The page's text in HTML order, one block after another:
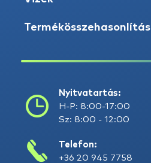
Termékösszehasonlítás
Nyitvatartás:
H-P: 8:00-17:00
Sz: 8:00 - 12:00
Telefon:
+36 20 945 7758